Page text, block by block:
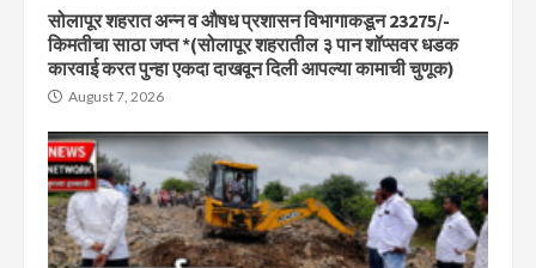
सोलापूर शहरात अन्न व औषध प्रशासन विभागाकडून 23275/-
किमतीचा साठा जप्त *(सोलापूर शहरातील ३ पान शॉप्सवर धडक
कारवाई करत पुन्हा एकदा दाखवून दिली आपल्या कामाची चुणूक)
August 7, 2026